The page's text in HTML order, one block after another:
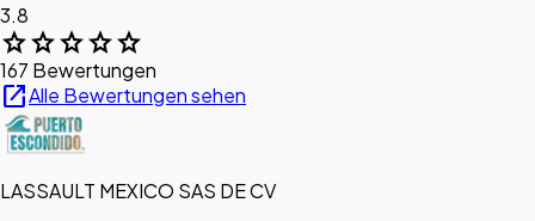
3.8
starstarstarstarstar
167 Bewertungen
open_in_newAlle Bewertungen sehen
LASSAULT MEXICO SAS DE CV